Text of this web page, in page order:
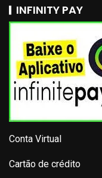
INFINITY PAY
Conta Virtual
Cartão de crédito